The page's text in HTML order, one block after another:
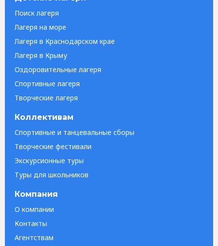
Поиск лагеря
Лагеря на море
Лагеря в Краснодарском крае
Лагеря в Крыму
Оздоровительные лагеря
Спортивные лагеря
Творческие лагеря
Коллективам
Спортивные и танцевальные сборы
Творческие фестивали
Экскурсионные туры
Туры для школьников
Компания
О компании
Контакты
Агентствам